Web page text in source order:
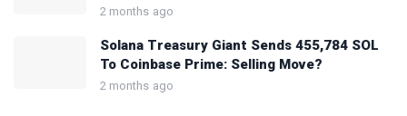
2 months ago
Solana Treasury Giant Sends 455,784 SOL
To Coinbase Prime: Selling Move?
2 months ago